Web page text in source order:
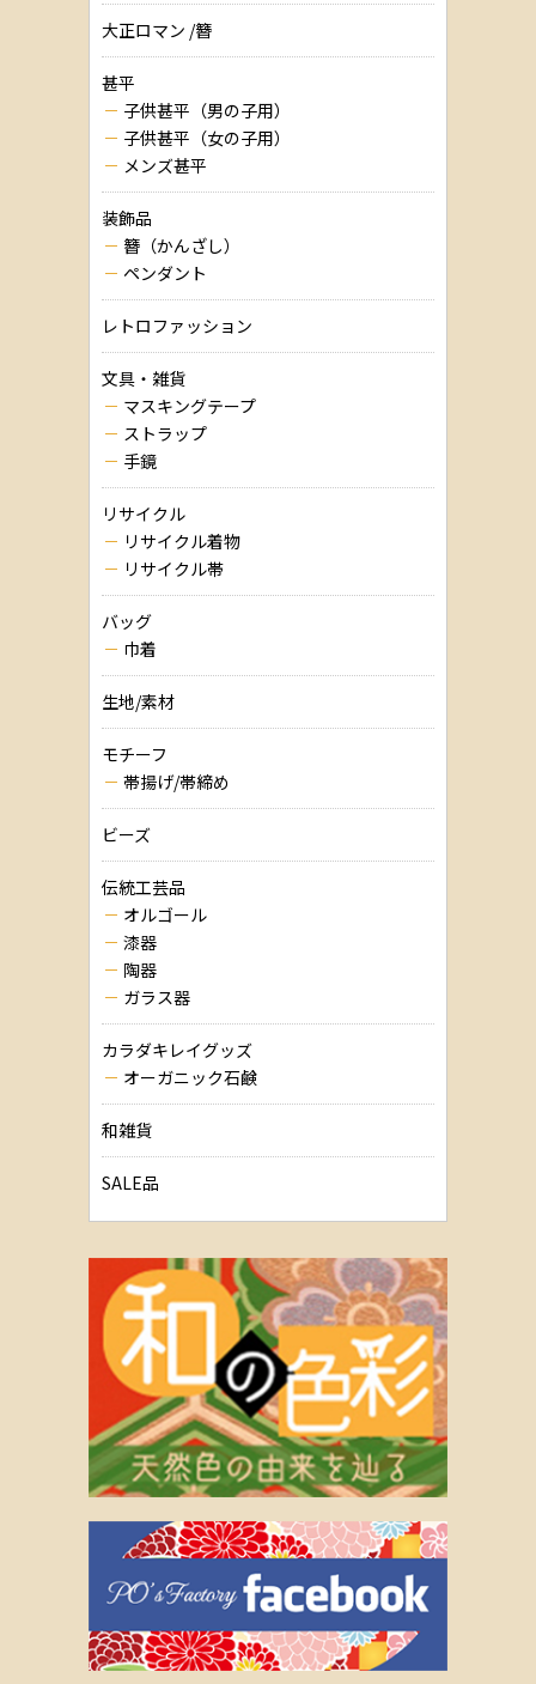
大正ロマン /簪
甚平
子供甚平（男の子用）
子供甚平（女の子用）
メンズ甚平
装飾品
簪（かんざし）
ペンダント
レトロファッション
文具・雑貨
マスキングテープ
ストラップ
手鏡
リサイクル
リサイクル着物
リサイクル帯
バッグ
巾着
生地/素材
モチーフ
帯揚げ/帯締め
ビーズ
伝統工芸品
オルゴール
漆器
陶器
ガラス器
カラダキレイグッズ
オーガニック石鹸
和雑貨
SALE品